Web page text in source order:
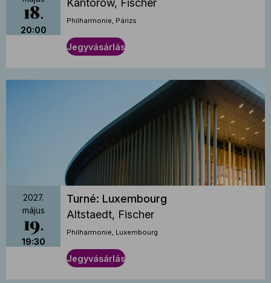
18
20:00
Kantorow, Fischer
Philharmonie, Párizs
Jegyvásárlás
2027.
május
19
19:30
Turné: Luxembourg
Altstaedt, Fischer
Philharmonie, Luxembourg
Jegyvásárlás